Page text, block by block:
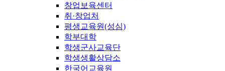
창업보육센터
취·창업처
평생교육원(성심)
학부대학
학생군사교육단
학생생활상담소
한국어교육원